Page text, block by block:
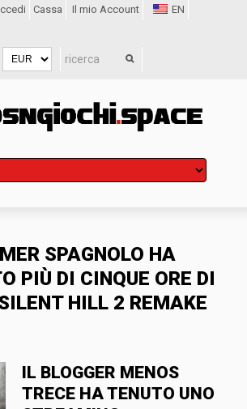
Cassa Il mio Account
EN
SPAGNOLO HA
PIÙ DI CINQUE ORE DI
HILL 2 REMAKE
IL BLOGGER MENOS
TRECE HA TENUTO UNO